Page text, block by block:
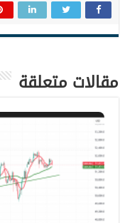
مقالات متعلقة